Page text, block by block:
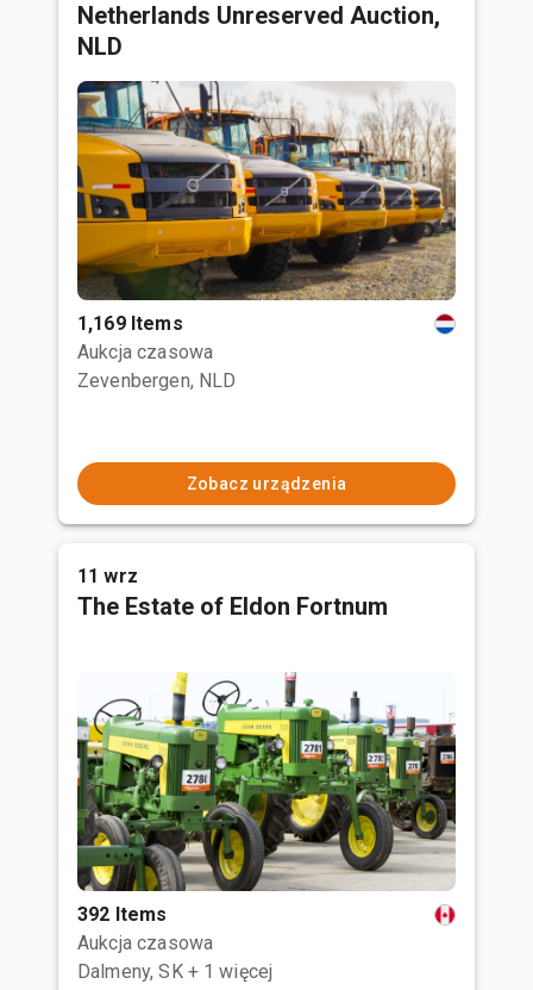
Netherlands Unreserved Auction,
NLD
1,169 Items
Aukcja czasowa
Zevenbergen, NLD
Zobacz urządzenia
11 wrz
The Estate of Eldon Fortnum
392 Items
Aukcja czasowa
Dalmeny, SK + 1 więcej